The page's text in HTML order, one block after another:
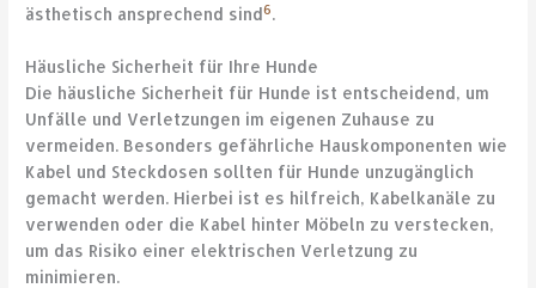
ästhetisch ansprechend sind6.
Häusliche Sicherheit für Ihre Hunde
Die häusliche Sicherheit für Hunde ist entscheidend, um
Unfälle und Verletzungen im eigenen Zuhause zu
vermeiden. Besonders gefährliche Hauskomponenten wie
Kabel und Steckdosen sollten für Hunde unzugänglich
gemacht werden. Hierbei ist es hilfreich, Kabelkanäle zu
verwenden oder die Kabel hinter Möbeln zu verstecken,
um das Risiko einer elektrischen Verletzung zu
minimieren.